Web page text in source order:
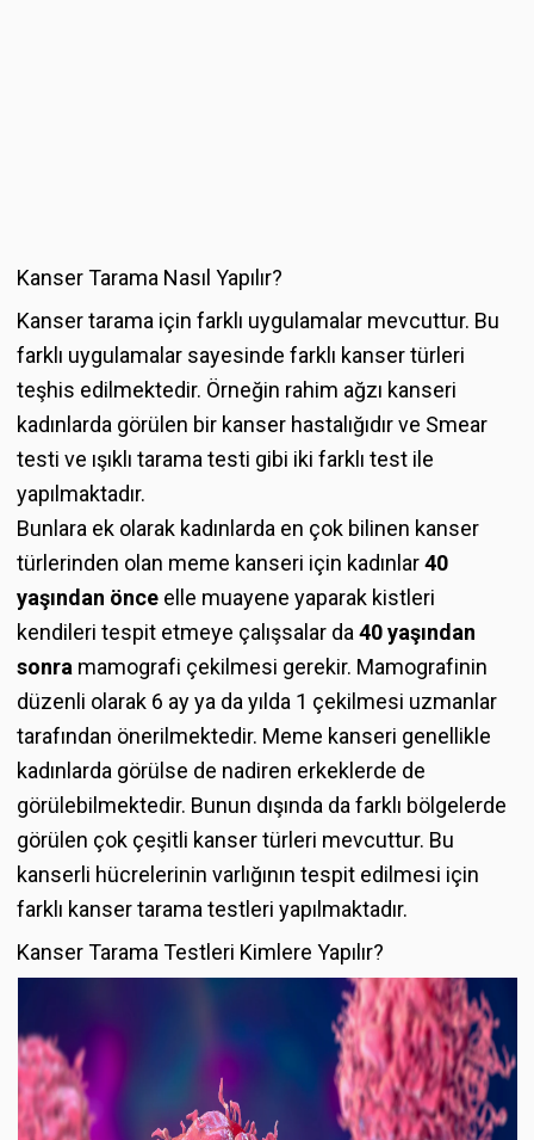
Kanser Tarama Nasıl Yapılır?
Kanser tarama için farklı uygulamalar mevcuttur. Bu
farklı uygulamalar sayesinde farklı kanser türleri
teşhis edilmektedir. Örneğin rahim ağzı kanseri
kadınlarda görülen bir kanser hastalığıdır ve Smear
testi ve ışıklı tarama testi gibi iki farklı test ile
yapılmaktadır.
Bunlara ek olarak kadınlarda en çok bilinen kanser
türlerinden olan meme kanseri için kadınlar40
yaşından önce elle muayene yaparak kistleri
kendileri tespit etmeye çalışsalar da 40 yaşından
sonra mamografi çekilmesi gerekir. Mamografinin
düzenli olarak 6 ay ya da yılda 1 çekilmesi uzmanlar
tarafından önerilmektedir. Meme kanseri genellikle
kadınlarda görülse de nadiren erkeklerde de
görülebilmektedir. Bunun dışında da farklı bölgelerde
görülen çok çeşitli kanser türleri mevcuttur. Bu
kanserli hücrelerinin varlığının tespit edilmesi için
farklı kanser tarama testleri yapılmaktadır.
Kanser Tarama Testleri Kimlere Yapılır?